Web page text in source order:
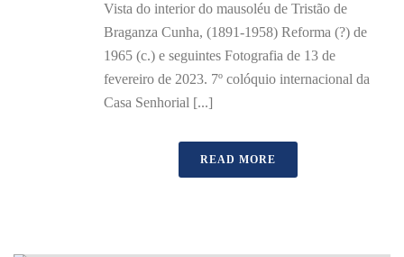
Vista do interior do mausoléu de Tristão de
Braganza Cunha, (1891-1958) Reforma (?) de
1965 (c.) e seguintes Fotografia de 13 de
fevereiro de 2023. 7º colóquio internacional da
Casa Senhorial [...]
READ MORE